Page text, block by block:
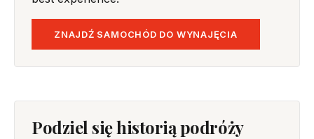
ZNAJDŹ SAMOCHÓD DO WYNAJĘCIA
Podziel się historią podróży